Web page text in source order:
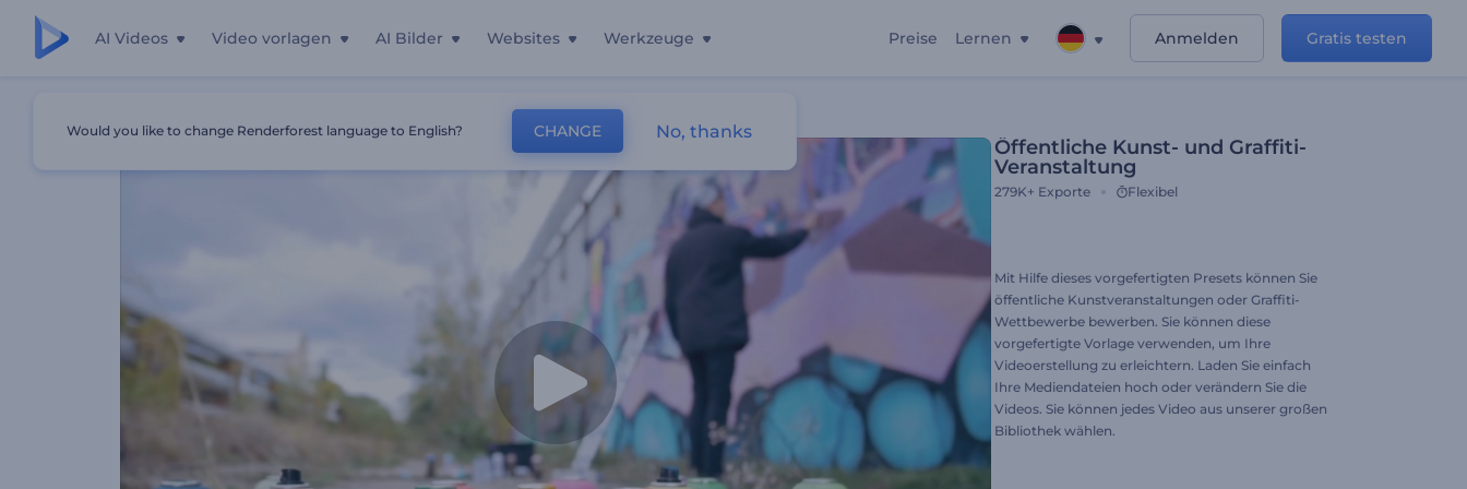
AI Videos Video vorlagen AI Bilder Websites Werkzeuge Preise Lernen Anmelden Gratis testen
Öffentliche Kunst- Und Graffiti-Veranstaltung
Öffentliche Kunst- und Graffiti-
Veranstaltung
279K+ Exporte Flexibel
Mit Hilfe dieses vorgefertigten Presets können Sie
öffentliche Kunstveranstaltungen oder Graffiti-
Wettbewerbe bewerben. Sie können diese
vorgefertigte Vorlage verwenden, um Ihre
Videoerstellung zu erleichtern. Laden Sie einfach
Ihre Mediendateien hoch oder verändern Sie die
Videos. Sie können jedes Video aus unserer großen
Bibliothek wählen.
Would you like to change Renderforest language to English? CHANGE No, thanks